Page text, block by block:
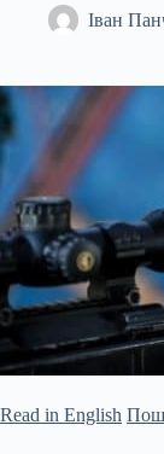
Іван
Read in English